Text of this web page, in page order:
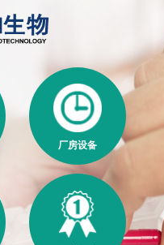
厂房设备